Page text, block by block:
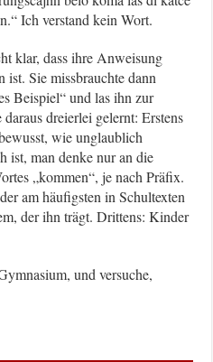
Ich verstand kein Wort.
klar, dass ihre Anweisung
ist. Sie missbrauchte dann
Beispiel“ und las ihn zur
dreierlei gelernt: Erstens
wie unglaublich
ist, man denke nur an die
„kommen“, je nach Präfix.
am häufigsten in Schultexten
der ihn trägt. Drittens: Kinder
und versuche,